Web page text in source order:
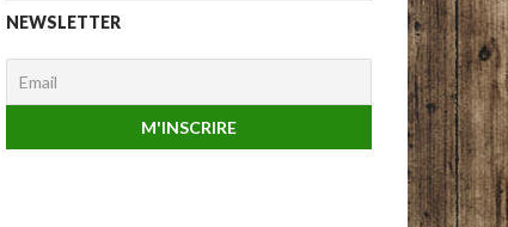
NEWSLETTER